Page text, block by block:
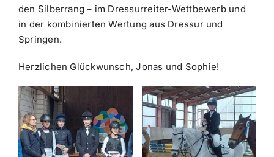
den Silberrang – im Dressurreiter-Wettbewerb und
in der kombinierten Wertung aus Dressur und
Springen.
Herzlichen Glückwunsch, Jonas und Sophie!